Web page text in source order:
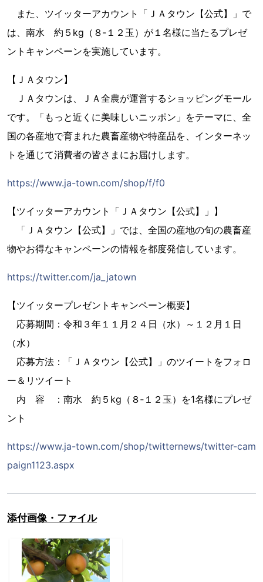
また、ツイッターアカウント「ＪＡタウン【公式】」で
は、南水 約５kg（８‐１２玉）が１名様に当たるプレゼ
ントキャンペーンを実施しています。
【ＪＡタウン】
ＪＡタウンは、ＪＡ全農が運営するショッピングモール
です。「もっと近くに美味しいニッポン」をテーマに、全
国の各産地で育まれた農畜産物や特産品を、インターネッ
トを通じて消費者の皆さまにお届けします。
https://www.ja-town.com/shop/f/f0
【ツイッターアカウント「ＪＡタウン【公式】」】
「ＪＡタウン【公式】」では、全国の産地の旬の農畜産
物やお得なキャンペーンの情報を都度発信しています。
https://twitter.com/ja_jatown
【ツイッタープレゼントキャンペーン概要】
応募期間：令和３年１１月２４日（水）～１２月１日
（水）
応募方法：「ＪＡタウン【公式】」のツイートをフォロ
ー＆リツイート
内 容 ：南水 約５kg（８‐１２玉）を1名様にプレゼ
ント
https://www.ja-town.com/shop/twitternews/twitter-cam
paign1123.aspx
添付画像・ファイル